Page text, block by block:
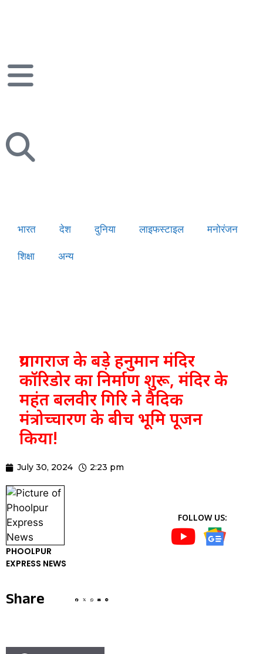
भारत देश दुनिया लाइफस्टाइल मनोरंजन
शिक्षा अन्य
प्रयागराज के बड़े हनुमान मंदिर
कॉरिडोर का निर्माण शुरू, मंदिर के
महंत बलवीर गिरि ने वैदिक
मंत्रोच्चारण के बीच भूमि पूजन
किया!
July 30, 2024 2:23 pm
PHOOLPUR
EXPRESS NEWS
FOLLOW US:
Share